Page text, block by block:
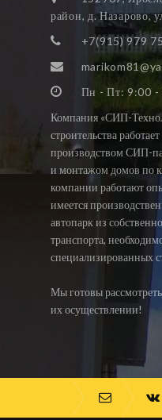
район, д. Назарово,
+7(915) 979
Пн - Пт: 9:00 -
Компания «СИП-
строительства
производством СИП-
и монтажом домов по
компании работают
имеется
автопарк из
транспорта,
специализированных
Мы готовы
их осуществлении!